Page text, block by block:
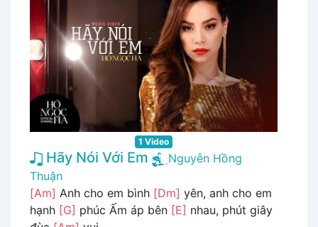
1 Video
Hãy Nói Với Em
Nguyễn Hồng
Thuận
[Am] Anh cho em bình [Dm] yên, anh cho em
hạnh [G] phúc Ấm áp bên [E] nhau, phút giây